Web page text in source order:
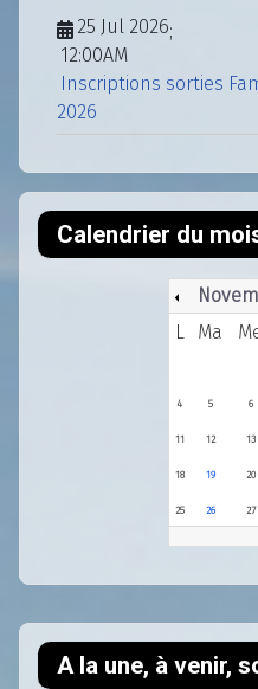
A la une, à venir,
25 Jul 2026;
12:00AM
Inscriptions sorties
2026
Calendrier du
L
Ma
4 5 6
11 12 13
18 19 20
25 26 27